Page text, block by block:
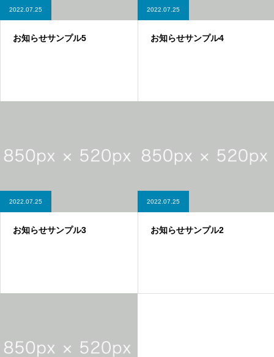
2022.07.25
お知らせサンプル5
2022.07.25
お知らせサンプル4
2022.07.25
お知らせサンプル3
2022.07.25
お知らせサンプル2